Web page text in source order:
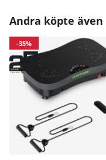
Andra köpte även
-35%